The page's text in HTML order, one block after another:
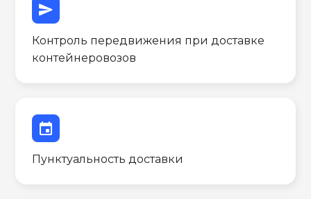
send
Контроль передвижения при доставке
контейнеровозов
event
Пунктуальность доставки